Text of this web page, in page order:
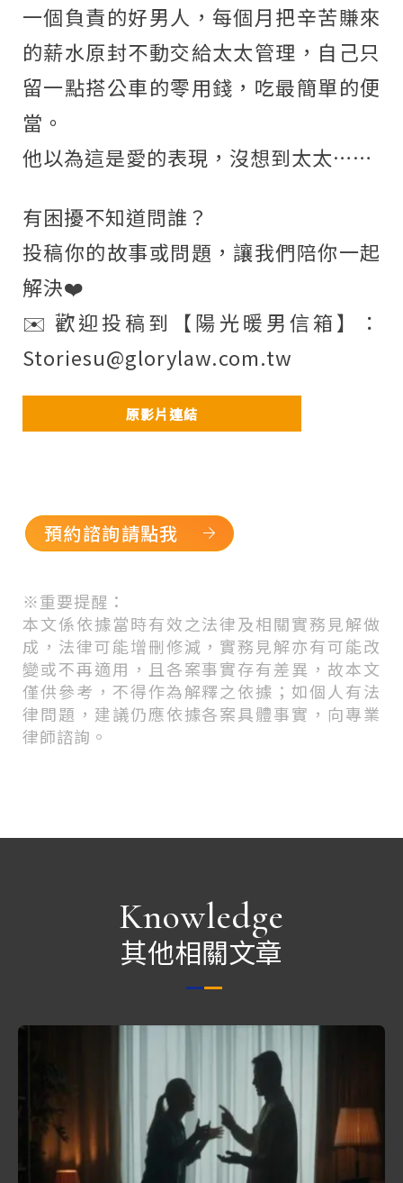
一個負責的好男人，每個月把辛苦賺來
的薪水原封不動交給太太管理，自己只
留一點搭公車的零用錢，吃最簡單的便
當。
他以為這是愛的表現，沒想到太太……
有困擾不知道問誰？
投稿你的故事或問題，讓我們陪你一起
解決❤️
✉️ 歡迎投稿到【陽光暖男信箱】：
Storiesu@glorylaw.com.tw
原影片連結
預約諮詢請點我
※重要提醒：
本文係依據當時有效之法律及相關實務見解做
成，法律可能增刪修減，實務見解亦有可能改
變或不再適用，且各案事實存有差異，故本文
僅供參考，不得作為解釋之依據；如個人有法
律問題，建議仍應依據各案具體事實，向專業
律師諮詢。
Knowledge
其他相關文章